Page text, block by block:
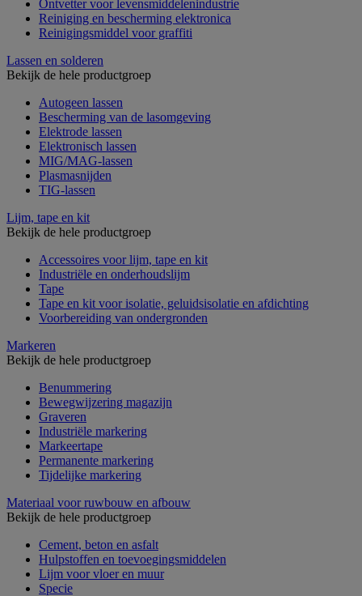
Ontvetter voor levensmiddelenindustrie
Reiniging en bescherming elektronica
Reinigingsmiddel voor graffiti
Lassen en solderen
Bekijk de hele productgroep
Autogeen lassen
Bescherming van de lasomgeving
Elektrode lassen
Elektronisch lassen
MIG/MAG-lassen
Plasmasnijden
TIG-lassen
Lijm, tape en kit
Bekijk de hele productgroep
Accessoires voor lijm, tape en kit
Industriële en onderhoudslijm
Tape
Tape en kit voor isolatie, geluidsisolatie en afdichting
Voorbereiding van ondergronden
Markeren
Bekijk de hele productgroep
Benummering
Bewegwijzering magazijn
Graveren
Industriële markering
Markeertape
Permanente markering
Tijdelijke markering
Materiaal voor ruwbouw en afbouw
Bekijk de hele productgroep
Cement, beton en asfalt
Hulpstoffen en toevoegingsmiddelen
Lijm voor vloer en muur
Specie